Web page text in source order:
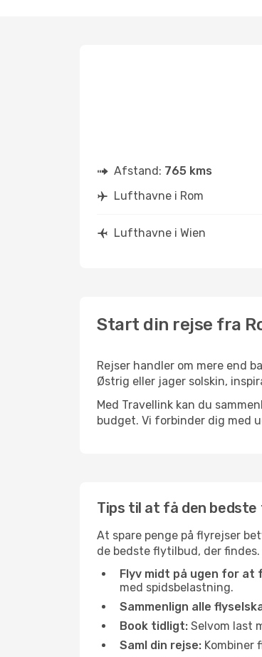
Afstand: 765 kms
Lufthavne i Rom
Lufthavne i Wien
Start din rejse fra
Rejser handler om mere end
Østrig eller jager solskin,
Med Travellink kan du
budget. Vi forbinder dig med
Tips til at få den bedste
At spare penge på flyrejser
de bedste flytilbud, der
Flyv midt på ugen for at
med spidsbelastning.
Sammenlign alle
Book tidligt: Selvom last
Saml din rejse: Kombiner